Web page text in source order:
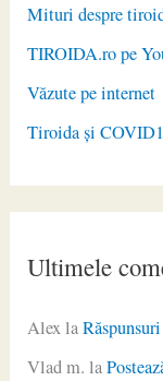
Mituri despre
TIROIDA.ro pe
Văzute pe internet
Tiroida și
Ultimele
Alexla
Vlad m. la